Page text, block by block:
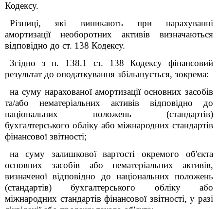
Кодексу.
Різниці, які виникають при нарахуванні
амортизації необоротних активів визначаються
відповідно до ст. 138 Кодексу.
Згідно з п. 138.1 ст. 138 Кодексу фінансовий
результат до оподаткування збільшується, зокрема:
на суму нарахованої амортизації основних засобів
та/або нематеріальних активів відповідно до
національних положень (стандартів)
бухгалтерського обліку або міжнародних стандартів
фінансової звітності;
на суму залишкової вартості окремого об'єкта
основних засобів або нематеріальних активів,
визначеної відповідно до національних положень
(стандартів) бухгалтерського обліку або
міжнародних стандартів фінансової звітності, у разі